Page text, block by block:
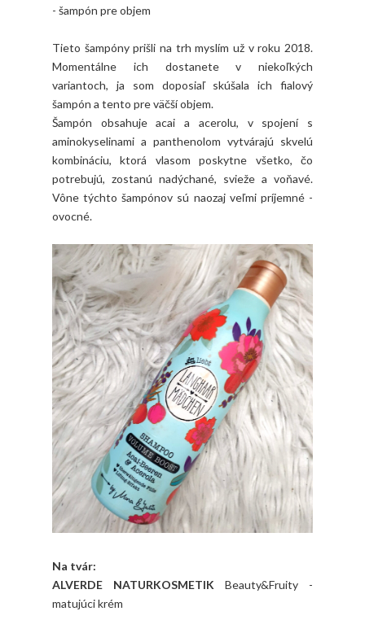
- šampón pre objem
Tieto šampóny prišli na trh myslím už v roku 2018.
Momentálne ich dostanete v niekoľkých
variantoch, ja som doposiaľ skúšala ich fialový
šampón a tento pre väčší objem.
Šampón obsahuje acai a acerolu, v spojení s
aminokyselinami a panthenolom vytvárajú skvelú
kombináciu, ktorá vlasom poskytne všetko, čo
potrebujú, zostanú nadýchané, svieže a voňavé.
Vône týchto šampónov sú naozaj veľmi príjemné -
ovocné.
Na tvár:
ALVERDE NATURKOSMETIK Beauty&Fruity -
matujúci krém